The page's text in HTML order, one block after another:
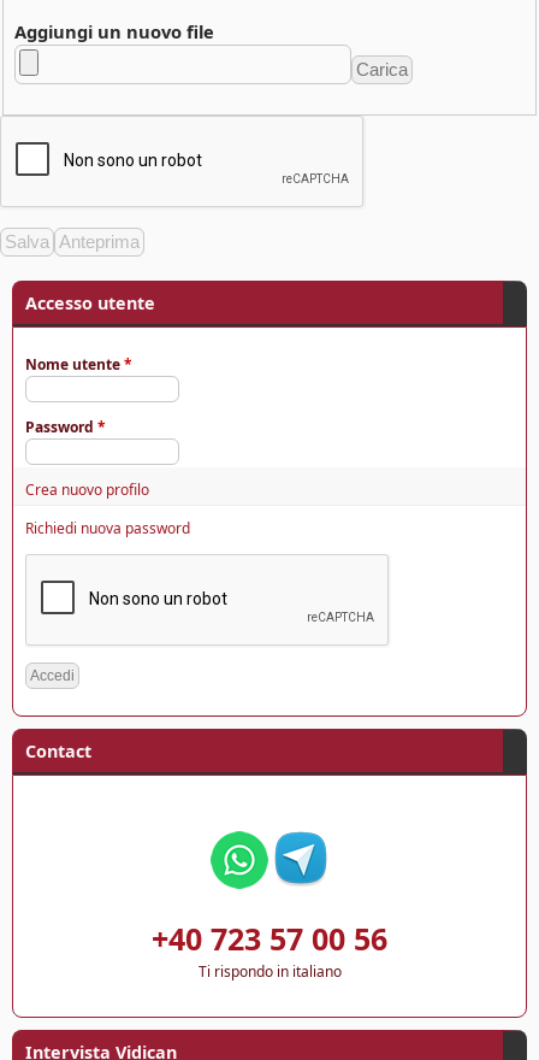
Aggiungi un nuovo file
Accesso utente
Nome utente*
Password *
Crea nuovo profilo
Richiedi nuova password
Contact
+40 723 57 00 56
Ti rispondo in italiano
Intervista Vidican